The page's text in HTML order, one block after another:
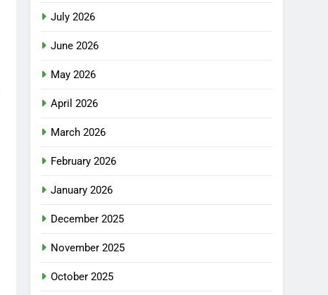
July 2026
June 2026
May 2026
April 2026
March 2026
February 2026
January 2026
December 2025
November 2025
October 2025